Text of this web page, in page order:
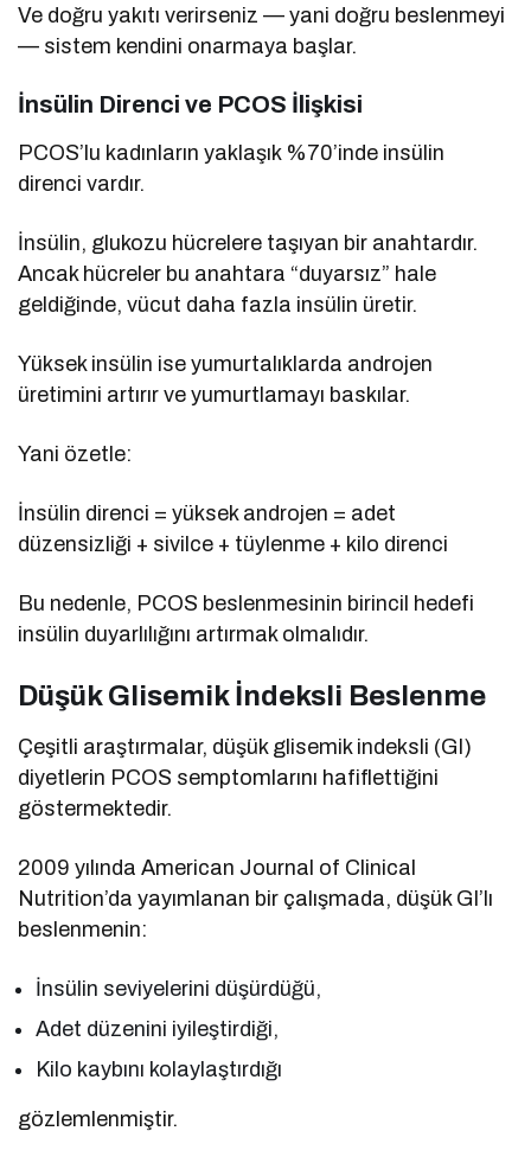
Ve doğru yakıtı verirseniz — yani doğru beslenmeyi
— sistem kendini onarmaya başlar.
İnsülin Direnci ve PCOS İlişkisi
PCOS’lu kadınların yaklaşık %70’inde insülin
direnci vardır.
İnsülin, glukozu hücrelere taşıyan bir anahtardır.
Ancak hücreler bu anahtara “duyarsız” hale
geldiğinde, vücut daha fazla insülin üretir.
Yüksek insülin ise yumurtalıklarda androjen
üretimini artırır ve yumurtlamayı baskılar.
Yani özetle:
İnsülin direnci = yüksek androjen = adet
düzensizliği + sivilce + tüylenme + kilo direnci
Bu nedenle, PCOS beslenmesinin birincil hedefi
insülin duyarlılığını artırmak olmalıdır.
Düşük Glisemik İndeksli Beslenme
Çeşitli araştırmalar, düşük glisemik indeksli (GI)
diyetlerin PCOS semptomlarını hafiflettiğini
göstermektedir.
2009 yılında American Journal of Clinical
Nutrition’da yayımlanan bir çalışmada, düşük GI’lı
beslenmenin:
İnsülin seviyelerini düşürdüğü,
Adet düzenini iyileştirdiği,
Kilo kaybını kolaylaştırdığı
gözlemlenmiştir.